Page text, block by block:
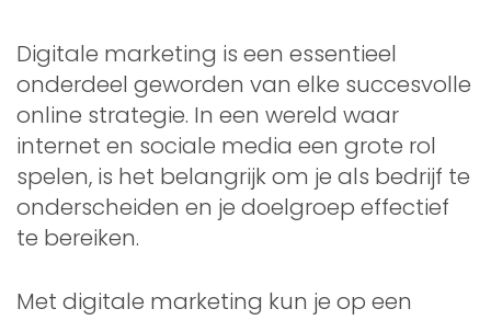
Digitale marketing is een essentieel
onderdeel geworden van elke succesvolle
online strategie. In een wereld waar
internet en sociale media een grote rol
spelen, is het belangrijk om je als bedrijf te
onderscheiden en je doelgroep effectief
te bereiken.
Met digitale marketing kun je op een